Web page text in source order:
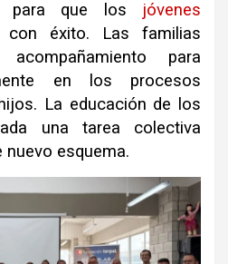
para que los jóvenes
con éxito. Las familias
para
en los procesos
. La educación de los
una tarea colectiva
esquema.